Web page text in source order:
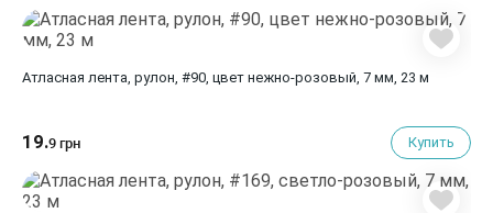
Атласная лента, рулон, #90, цвет нежно-розовый, 7 мм, 23 м
19.9 грн Купить